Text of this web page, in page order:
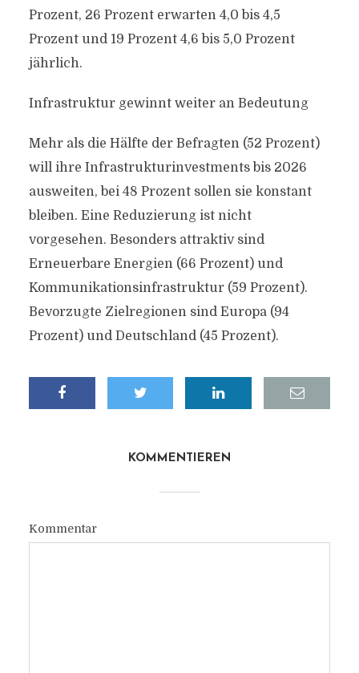
Prozent, 26 Prozent erwarten 4,0 bis 4,5
Prozent und 19 Prozent 4,6 bis 5,0 Prozent
jährlich.
Infrastruktur gewinnt weiter an Bedeutung
Mehr als die Hälfte der Befragten (52 Prozent)
will ihre Infrastrukturinvestments bis 2026
ausweiten, bei 48 Prozent sollen sie konstant
bleiben. Eine Reduzierung ist nicht
vorgesehen. Besonders attraktiv sind
Erneuerbare Energien (66 Prozent) und
Kommunikationsinfrastruktur (59 Prozent).
Bevorzugte Zielregionen sind Europa (94
Prozent) und Deutschland (45 Prozent).
KOMMENTIEREN
Kommentar